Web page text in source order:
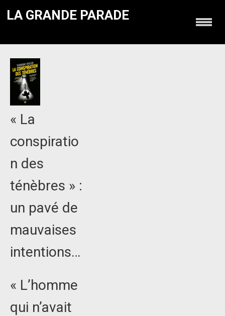
LA GRANDE PARADE
« La
conspiratio
n des
ténèbres » :
un pavé de
mauvaises
intentions…
« L’homme
qui n’avait